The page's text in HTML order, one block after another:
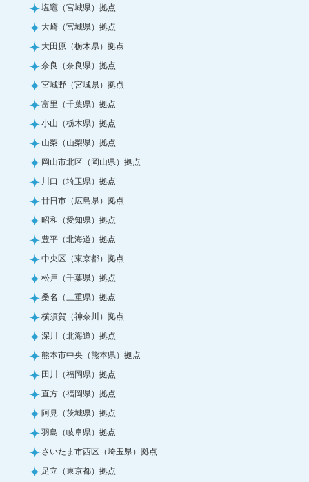
塩竈（宮城県）拠点
大崎（宮城県）拠点
大田原（栃木県）拠点
奈良（奈良県）拠点
宮城野（宮城県）拠点
富里（千葉県）拠点
小山（栃木県）拠点
山梨（山梨県）拠点
岡山市北区（岡山県）拠点
川口（埼玉県）拠点
廿日市（広島県）拠点
昭和（愛知県）拠点
豊平（北海道）拠点
中央区（東京都）拠点
松戸（千葉県）拠点
桑名（三重県）拠点
横須賀（神奈川）拠点
深川（北海道）拠点
熊本市中央（熊本県）拠点
田川（福岡県）拠点
直方（福岡県）拠点
阿見（茨城県）拠点
羽島（岐阜県）拠点
さいたま市西区（埼玉県）拠点
足立（東京都）拠点